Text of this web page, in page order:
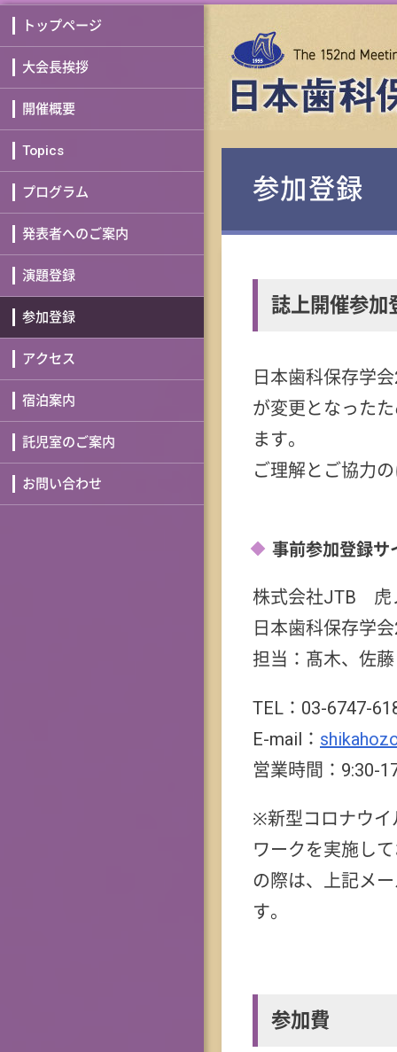
参加登録
誌上開催参加
日本歯科保存学
が変更となった
ます。
ご理解とご協力
事前参加登録サ
株式会社JTB 虎
日本歯科保存学
担当：髙木、佐藤
TEL：03-6747-
E-mail：
営業時間：9:30-
※新型コロナウイ
ワークを実施し
の際は、上記メ
す。
参加費
トップページ
大会長挨拶
開催概要
Topics
プログラム
発表者へのご案内
演題登録
参加登録
アクセス
宿泊案内
託児室のご案内
お問い合わせ